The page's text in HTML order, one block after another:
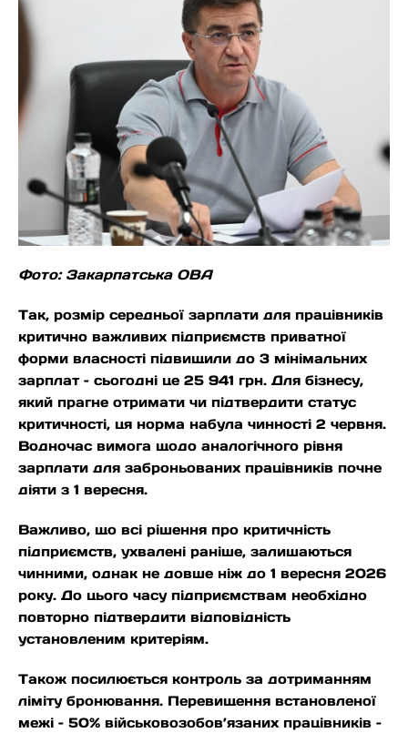
Фото: Закарпатська ОВА
Так, розмір середньої зарплати для працівників
критично важливих підприємств приватної
форми власності підвищили до 3 мінімальних
зарплат – сьогодні це 25 941 грн. Для бізнесу,
який прагне отримати чи підтвердити статус
критичності, ця норма набула чинності 2 червня.
Водночас вимога щодо аналогічного рівня
зарплати для заброньованих працівників почне
діяти з 1 вересня.
Важливо, що всі рішення про критичність
підприємств, ухвалені раніше, залишаються
чинними, однак не довше ніж до 1 вересня 2026
року. До цього часу підприємствам необхідно
повторно підтвердити відповідність
установленим критеріям.
Також посилюється контроль за дотриманням
ліміту бронювання. Перевищення встановленої
межі – 50% військовозобов’язаних працівників –